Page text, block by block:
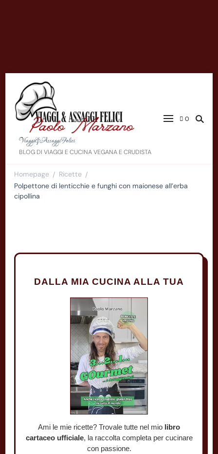
Viaggi&AssaggiFelici
BLOG DI VIAGGI E CUCINA VEGANA E CRUDISTA
0
Homepage / Ricette /
Polpettone di lenticchie e funghi con maionese all’erba
cipollina
DALLA MIA CUCINA ALLA TUA
Ami le mie ricette? Trovale tutte nel mio libro
cartaceo ufficiale, la raccolta completa per cucinare
con passione.